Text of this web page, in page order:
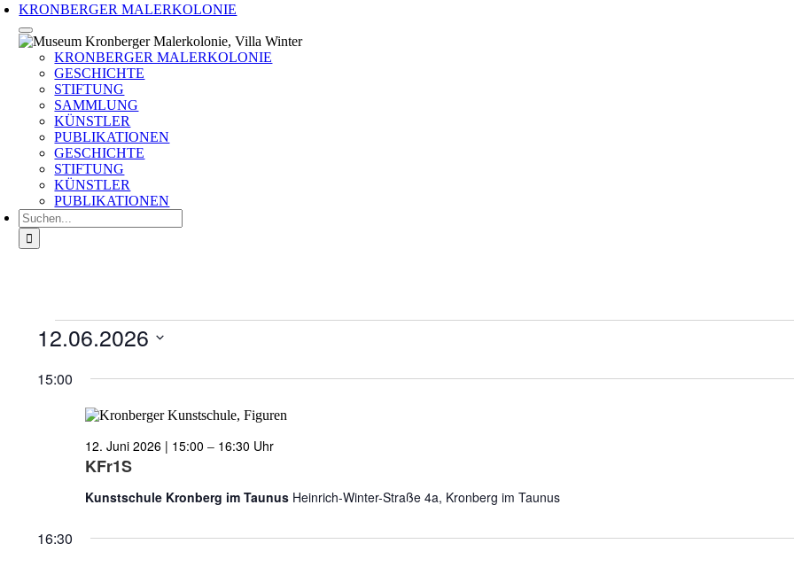
KRONBERGER MALERKOLONIE
KRONBERGER MALERKOLONIE
GESCHICHTE
STIFTUNG
SAMMLUNG
KÜNSTLER
PUBLIKATIONEN
GESCHICHTE
STIFTUNG
KÜNSTLER
PUBLIKATIONEN
Suche
nach:
Veranstaltungen
für
Juni
12.06.2026
wählen.
15:00
KFr1S
12. Juni 2026 | 15:00 – 16:30
Kunstschule Kronberg im Taunus Heinrich-Winter-Straße 4a, Kronberg im Taunus
16:30